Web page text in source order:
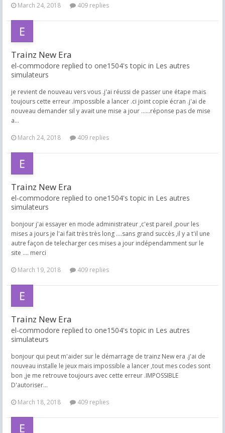
March 24, 2018
409 replies
Trainz New Era
el-commodore replied to one1504's topic in Les autres
simulateurs
je revient de nouveau vers vous .j'ai réussi de passer une étape mais
toujours cette erreur .impossible a lancer .ci joint copie écran .j'ai de
nouveau demander sil y avait une mise a jour ......réponse pas de mise
a...
March 24, 2018
409 replies
Trainz New Era
el-commodore replied to one1504's topic in Les autres
simulateurs
bonjour j'ai essayer en mode administrateur ,c'est pareil ,pour les
mises a jours je l'ai fait très très long ....sans grand succès ,il y a t'il une
autre façon de telecharger ces mises a jour indépendamment sur le
site .... merci
March 19, 2018
409 replies
Trainz New Era
el-commodore replied to one1504's topic in Les autres
simulateurs
bonjour qui peut m'aider sur le démarrage de trainz New era .j'ai de
nouveau installe le jeux mais impossible a lancer ,tout mes codes sont
bon ,je me retrouve toujours avec cette erreur .IMPOSSIBLE
D'autoriser...
March 18, 2018
409 replies